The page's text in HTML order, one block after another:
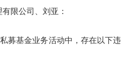
限公司、刘亚 ：
募基金业务活动中，存在以下违